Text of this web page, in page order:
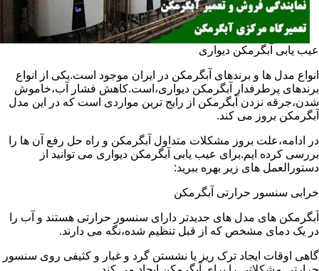
عیب یابی آبگرمکن دیواری
انواع مدل ها و برندهای آبگرمکن در ایران موجود است.یکی از انواع
برندهای پرطرفدار آبگرمکن دیواری،است.کاهش فشار آب،خاموش
شدن،جرقه نزدن آبگرمکن از رایج ترین مواردی است که در این مدل
آبگرمکن بروز می کند.
در ادامه،علت بروز مشکلات متداول آبگرمکن و راه حل رفع آن ها را
بررسی کرده ایم.برای عیب یابی آبگرمکن دیواری می توانید از
دستورالعمل های زیر بهره ببرید:
خرابی سنسور حرارتی آبگرمکن
آبگرمکن های مدل های جدیدتر دارای سنسور حرارتی هستند و آب را
در یک دمای مشخص که از قبل تنظیم شده،نگه می دارند.
گاهی اوقات ایجاد ترک ریز یا نشستن گرد و غبار و کثیفی روی سنسور